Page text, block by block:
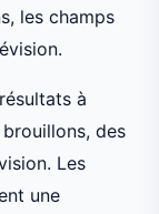
les champs
à
des
Les
une